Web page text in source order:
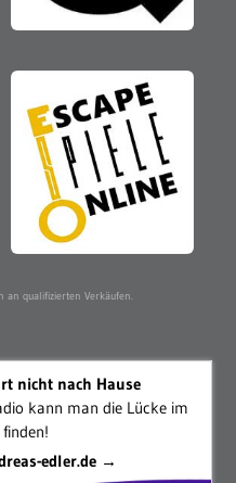
an qualifizierten Verkäufen.
nicht nach Hause
kann man die Lücke im
edler.de →